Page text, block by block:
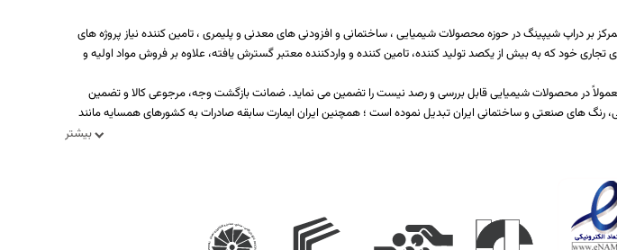
بیشتر
بر دراپ شیپینگ در حوزه محصولات شیمیایی ، ساختمانی و افزودنی های معدنی و پلیمری ، تامین کننده نیاز پروژه های
1397 شروع به فعالیت نموده و هم اکنون با شرکای تجاری خود که به بیش از یکصد تولید کننده، تامین کننده و واردکننده معتبر گسترش یافته، علاوه بر فروش مواد اولیه و
در محصولات شیمیایی قابل بررسی و رصد نیست را تضمین می نماید. ضمانت بازگشت وجه، مرجوعی کالا و تضمین
های صنعتی و ساختمانی ایران تبدیل نموده است ؛ همچنین ایران ایمارت سابقه صادرات به کشورهای همسایه مانند